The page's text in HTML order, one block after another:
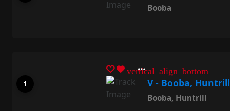
Booba
vertical_align_bottom
V - Booba, Huntrill
Booba, Huntrill